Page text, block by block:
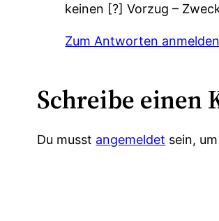
keinen [?] Vorzug –
Zum Antworten anmelden
Schreibe einen
Du musst angemeldet sein,